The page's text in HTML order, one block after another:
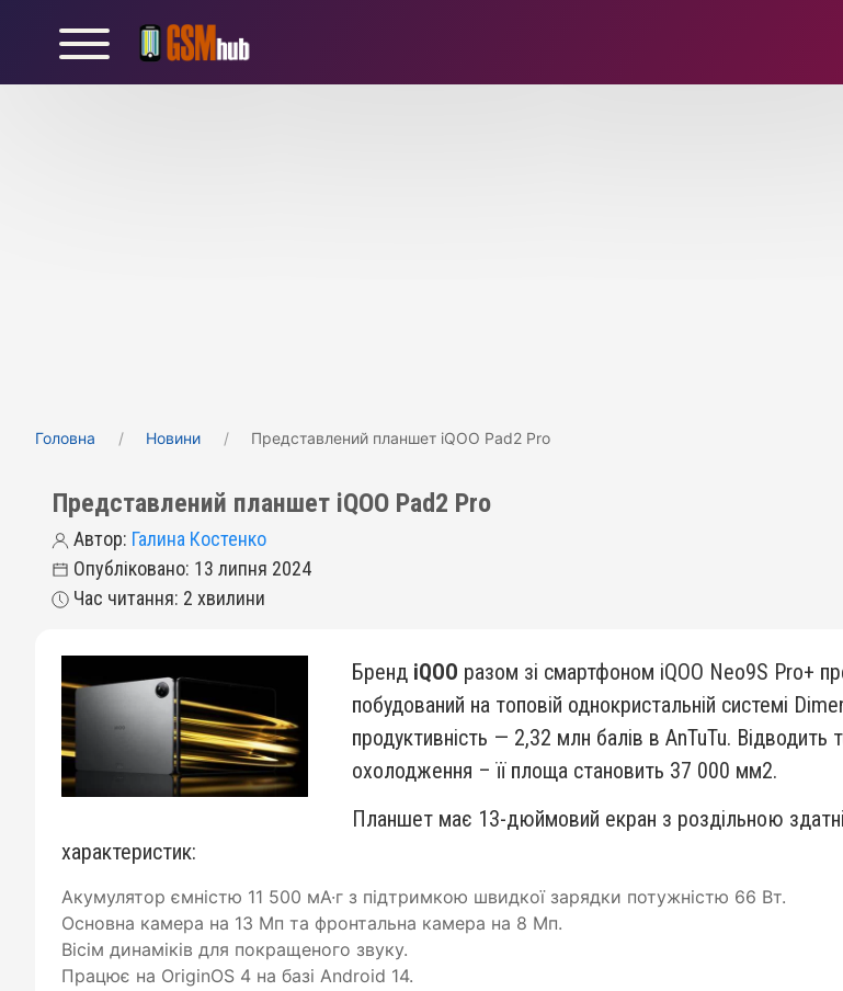
Головна Новини Представлений планшет iQOO Pad2 Pro
Представлений планшет iQOO Pad2 Pro
Автор: Галина Костенко
Опубліковано: 13 липня 2024
Час читання: 2 хвилини
Бренд iQOO разом зі смартфоном iQOO Neo9S Pro+
побудований на топовій однокристальній системі
продуктивність — 2,32 млн балів в AnTuTu.
охолодження – її площа становить 37 000 мм2.
Планшет має 13-дюймовий екран з роздільною
характеристик:
Акумулятор ємністю 11 500 мА·г з підтримкою швидкої зарядки потужністю 66 Вт.
Основна камера на 13 Мп та фронтальна камера на 8 Мп.
Вісім динаміків для покращеного звуку.
Працює на OriginOS 4 на базі Android 14.